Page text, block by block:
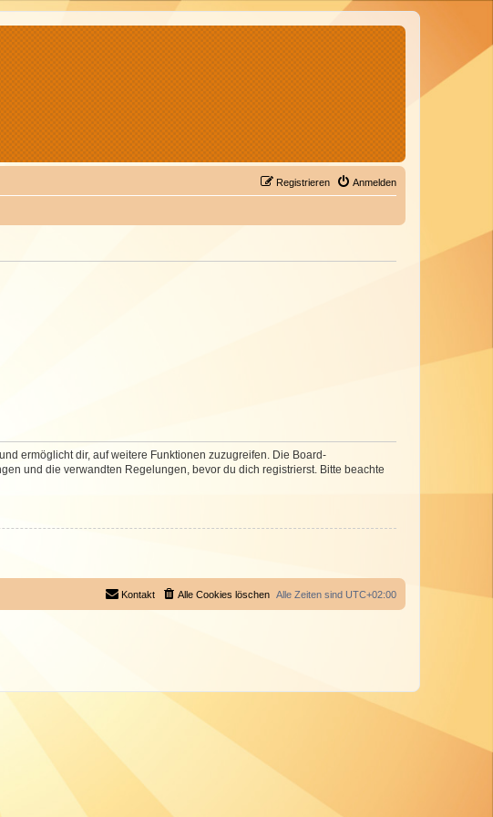
Anmelden
Registrieren
ermöglicht dir, auf weitere Funktionen zuzugreifen. Die Board-
und die verwandten Regelungen, bevor du dich registrierst. Bitte beachte
Alle Zeiten sind UTC+02:00
Alle Cookies löschen
Kontakt